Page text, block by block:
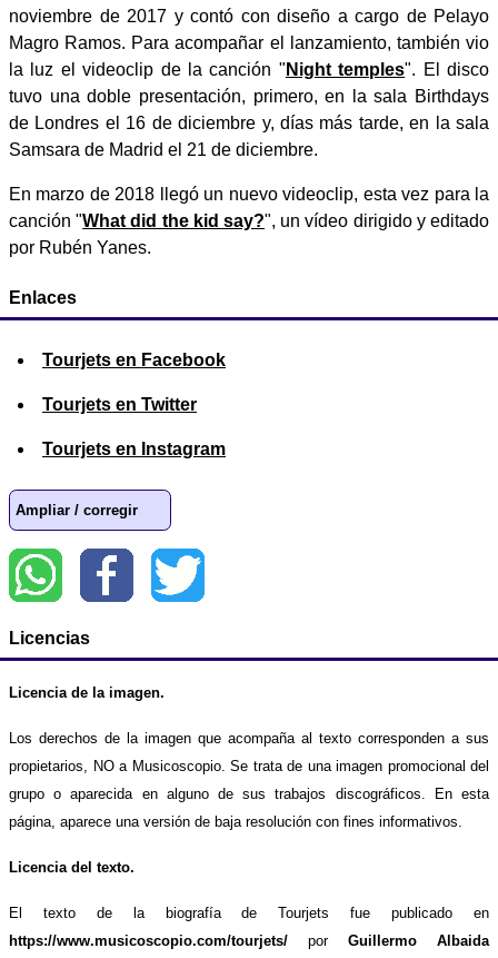
noviembre de 2017 y contó con diseño a cargo de Pelayo
Magro Ramos. Para acompañar el lanzamiento, también vio
la luz el videoclip de la canción " Night temples". El disco
tuvo una doble presentación, primero, en la sala Birthdays
de Londres el 16 de diciembre y, días más tarde, en la sala
Samsara de Madrid el 21 de diciembre.
En marzo de 2018 llegó un nuevo videoclip, esta vez para la
canción "What did the kid say?", un vídeo dirigido y editado
por Rubén Yanes.
Enlaces
Tourjets en Facebook
Tourjets en Twitter
Tourjets en Instagram
Ampliar / corregir
Licencias
Licencia de la imagen.
Los derechos de la imagen que acompaña al texto corresponden a sus
propietarios, NO a Musicoscopio. Se trata de una imagen promocional del
grupo o aparecida en alguno de sus trabajos discográficos. En esta
página, aparece una versión de baja resolución con fines informativos.
Licencia del texto.
El texto de la biografía de Tourjets fue publicado en
https://www.musicoscopio.com/tourjets/ por Guillermo Albaida